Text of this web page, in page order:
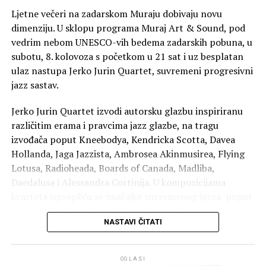
Zadarsku večer koja je na programu treći dan, 21.
kolovoza i tradicionalno najposjećenija na festivalu
Monoplay, ispunit će dvije mlade plesne umjetnice,
dugogodišnje članice Zadarskog plesnog ansambla koje
su svoje plesačko, koreografsko i pedagoško iskustvo
od dvije solo izvedbe, te prvi samostalni projekt Korine
Oltran i Patricije Gospić koji nastaje iz potrebe za
dubljim razumijevanjem digitalne stvarnosti u kojoj se
Ljetne večeri na zadarskom Muraju dobivaju novu
dimenziju. U sklopu programa Muraj Art & Sound, pod
vedrim nebom UNESCO-vih bedema zadarskih pobuna, u
subotu, 8. kolovoza s početkom u 21 sat i uz besplatan
ulaz nastupa Jerko Jurin Quartet, suvremeni progresivni
jazz sastav.
Jerko Jurin Quartet izvodi autorsku glazbu inspiriranu
različitim erama i pravcima jazz glazbe, na tragu
izvođača poput Kneebodya, Kendricka Scotta, Davea
Hollanda, Jaga Jazzista, Ambrosea Akinmusirea, Flying
Lotusa, Radioheada, Boards of Canada, Madliba,
Daedalusa i Alessandra Cortinija. U kompozicijama
improvizacije kroz kompleksne forme i harmonijske
progresije, teksture suvremene elektroničke glazbe,
rocka. Kvartet je 2024. objavio kritički hvaljeni album
NASTAVI ČITATI
OGLASI